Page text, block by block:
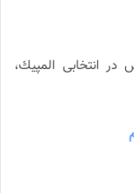
در انتخابى المپيك،